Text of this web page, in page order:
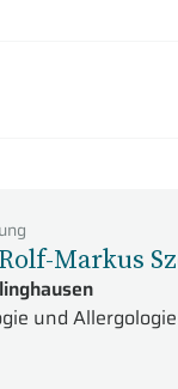
Markus
und Allergologie